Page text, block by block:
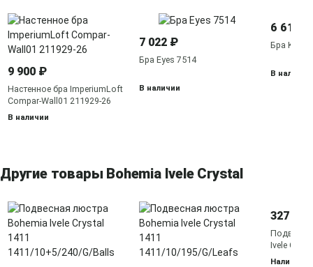
9 900 ₽
Настенное бра ImperiumLoft
Compar-Wall01 211929-26
В наличии
7 022 ₽
Бра Eyes 7514
В наличии
6 617 ₽
Бра
В наличии
Другие товары Bohemia Ivele Crystal
327
Ivele
1411/24/
Наличие